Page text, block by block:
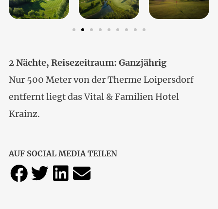
2 Nächte, Reisezeitraum: Ganzjährig
Nur 500 Meter von der Therme Loipersdorf
entfernt liegt das Vital & Familien Hotel
Krainz.
AUF SOCIAL MEDIA TEILEN